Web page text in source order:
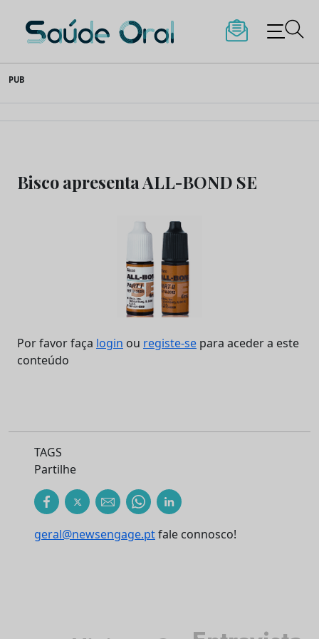
to
content
Saúde Oral
PUB
Bisco apresenta ALL-BOND SE
Por favor faça login ou registe-se para aceder a este
conteúdo
TAGS
Partilhe
geral@newsengage.ptfale connosco!